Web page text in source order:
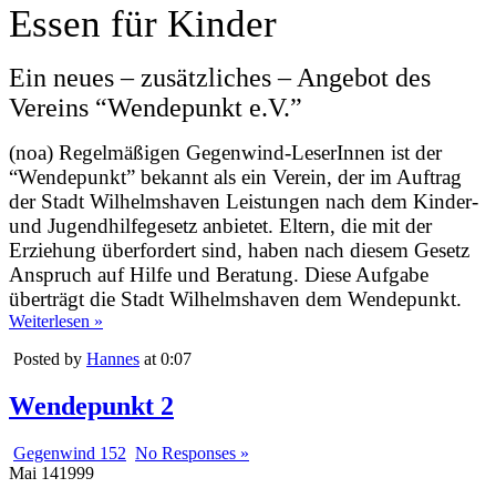
Essen für Kinder
Ein neues – zusätzliches – Angebot des
Vereins “Wendepunkt e.V.”
(noa) Regelmäßigen Gegenwind-LeserInnen ist der
“Wendepunkt” bekannt als ein Verein, der im Auftrag
der Stadt Wilhelmshaven Leistungen nach dem Kinder-
und Jugendhilfegesetz anbietet. Eltern, die mit der
Erziehung überfordert sind, haben nach diesem Gesetz
Anspruch auf Hilfe und Beratung. Diese Aufgabe
überträgt die Stadt Wilhelmshaven dem Wendepunkt.
Weiterlesen »
Posted by Hannes at 0:07
Wendepunkt 2
Gegenwind 152 No Responses »
Mai 141999